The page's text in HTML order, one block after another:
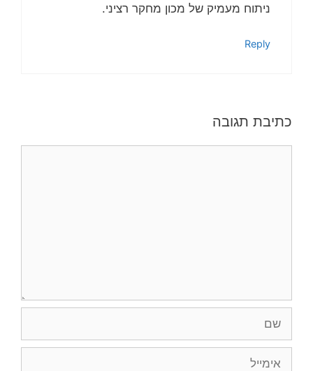
ניתוח מעמיק של מכון מחקר רציני.
Reply
כתיבת תגובה